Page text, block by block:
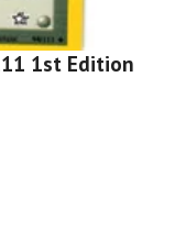
1st Edition